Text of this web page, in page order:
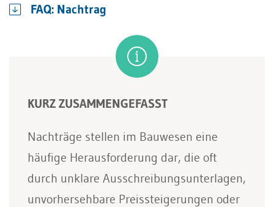
FAQ: Nachtrag
KURZ ZUSAMMENGEFASST
Nachträge stellen im Bauwesen eine
häufige Herausforderung dar, die oft
durch unklare Ausschreibungsunterlagen,
unvorhersehbare Preissteigerungen oder